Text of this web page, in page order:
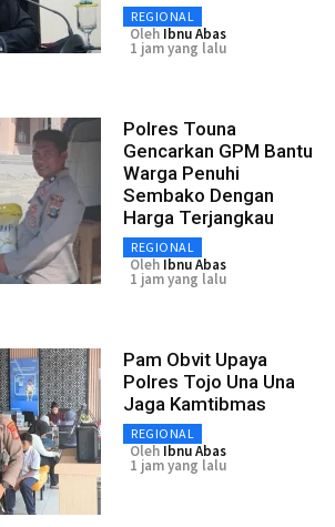
REGIONAL
Oleh Ibnu Abas
1 jam yang lalu
Polres Touna
Gencarkan GPM Bantu
Warga Penuhi
Sembako Dengan
Harga Terjangkau
REGIONAL
Oleh Ibnu Abas
1 jam yang lalu
Pam Obvit Upaya
Polres Tojo Una Una
Jaga Kamtibmas
REGIONAL
Oleh Ibnu Abas
1 jam yang lalu